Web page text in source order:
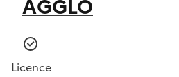
AGGLO
Licence